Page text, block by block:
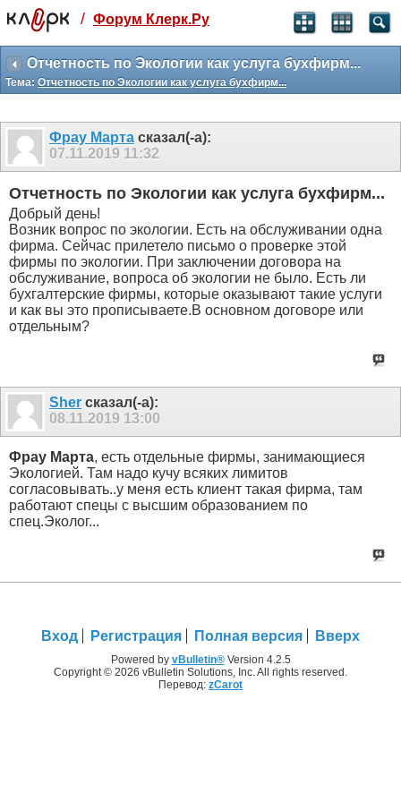
Святые угодники, Клерк без рекламы
прекрасен:)
месяц
3 месяца
259
₽
-10%
499 ₽
-15%
Отмена Оплатить
/ Форум Клерк.Ру
Отчетность по Экологии как услуга бухфирм...
Тема: Отчетность по Экологии как услуга бухфирм...
Фрау Марта сказал(-а):
07.11.2019 11:32
Отчетность по Экологии как услуга бухфирм...
Добрый день!
Возник вопрос по экологии. Есть на обслуживании одна
фирма. Сейчас прилетело письмо о проверке этой
фирмы по экологии. При заключении договора на
обслуживание, вопроса об экологии не было. Есть ли
бухгалтерские фирмы, которые оказывают такие услуги
и как вы это прописываете.В основном договоре или
отдельным?
Sher сказал(-а):
08.11.2019 13:00
Фрау Марта, есть отдельные фирмы, занимающиеся
Экологией. Там надо кучу всяких лимитов
согласовывать..у меня есть клиент такая фирма, там
работают спецы с высшим образованием по
спец.Эколог...
Вход Регистрация Полная версия Вверх
Powered by vBulletin®Version 4.2.5
Copyright © 2026 vBulletin Solutions, Inc. All rights reserved.
Перевод: zCarot